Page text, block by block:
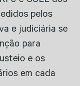
pelos
e judiciária se
para
e os
em cada